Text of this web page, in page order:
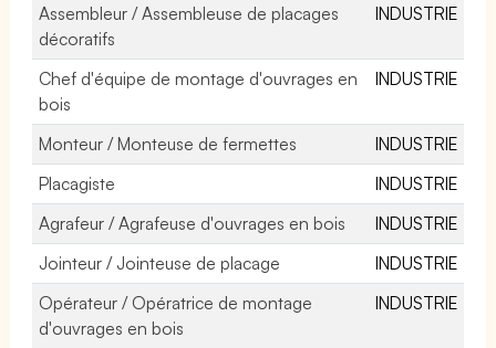
Assembleur / Assembleuse de placages
décoratifs
INDUSTRIE
Chef d'équipe de montage d'ouvrages en
bois
INDUSTRIE
Monteur / Monteuse de fermettes
INDUSTRIE
Placagiste
INDUSTRIE
Agrafeur / Agrafeuse d'ouvrages en bois
INDUSTRIE
Jointeur / Jointeuse de placage
INDUSTRIE
Opérateur / Opératrice de montage
d'ouvrages en bois
INDUSTRIE